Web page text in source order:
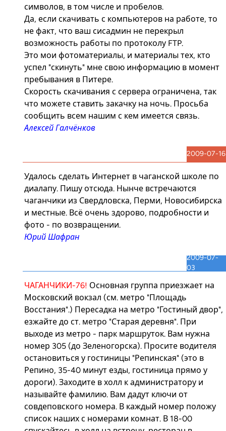
символов, в том числе и пробелов.
Да, если скачивать с компьютеров на работе, то
не факт, что ваш сисадмин не перекрыл
возможность работы по протоколу FTP.
Это мои фотоматериалы, и материалы тех, кто
успел "скинуть" мне свою информацию в момент
пребывания в Питере.
Скорость скачивания с сервера ограничена, так
что можете ставить закачку на ночь. Просьба
сообщить всем нашим с кем имеется связь.
Алексей Галчёнков
2009-07-16
Удалось сделать Интернет в чаганской школе по
диалапу. Пишу отсюда. Нынче встречаются
чаганчики из Свердловска, Перми, Новосибирска
и местные. Всё очень здорово, подробности и
фото - по возвращении.
Юрий Шафран
2009-07-
03
ЧАГАНЧИКИ-76! Основная группа приезжает на
Московский вокзал (см. метро "Площадь
Восстания".) Пересадка на метро "Гостиный двор",
езжайте до ст. метро "Старая деревня". При
выходе из метро - парк маршруток. Вам нужна
номер 305 (до Зеленогорска). Просите водителя
остановиться у гостиницы "Репинская" (это в
Репино, 35-40 минут езды, гостиница прямо у
дороги). Заходите в холл к администратору и
называйте фамилию. Вам дадут ключи от
совдеповского номера. В каждый номер положу
список наших с номерами комнат. В 18-00